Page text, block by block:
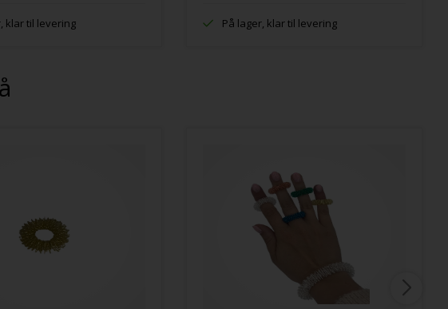
klar til levering På lager, klar til levering